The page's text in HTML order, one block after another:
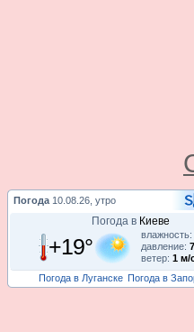
Погода 10.08.26, утро
Погода в Киеве
+19° влажность:
давление:
ветер: 1 м/
Погода в Луганске Погода в